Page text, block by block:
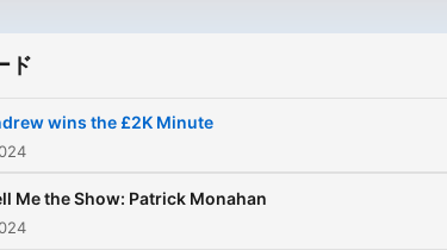
ド
wins the £2K Minute
Me the Show: Patrick Monahan